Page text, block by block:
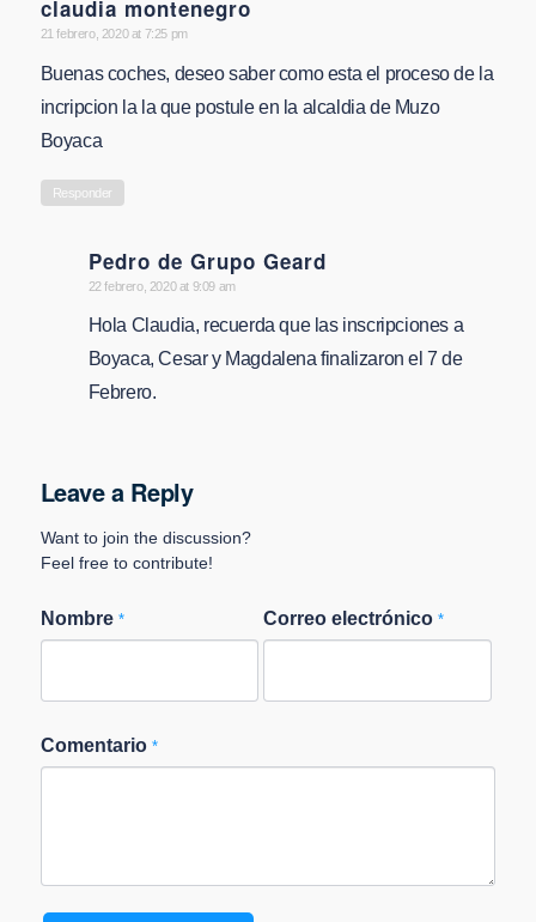
claudia montenegro
says:
21 febrero, 2020 at 7:25 pm
Buenas coches, deseo saber como esta el proceso de la
incripcion la la que postule en la alcaldia de Muzo
Boyaca
Responder
Pedro de Grupo Geard
says:
22 febrero, 2020 at 9:09 am
Hola Claudia, recuerda que las inscripciones a
Boyaca, Cesar y Magdalena finalizaron el 7 de
Febrero.
Leave a Reply
Want to join the discussion?
Feel free to contribute!
Nombre * Correo electrónico*
Comentario *